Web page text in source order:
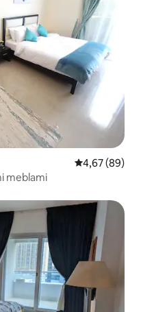
Średnia
4,67 (89)
meblami